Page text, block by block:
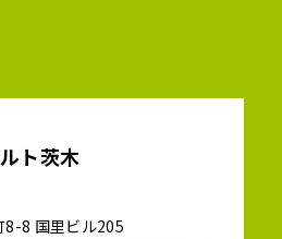
ト茨木
8-8 国里ビル205